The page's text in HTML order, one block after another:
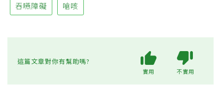
吞嚥障礙 嗆咳
這篇文章對你有幫助嗎?
實用 不實用